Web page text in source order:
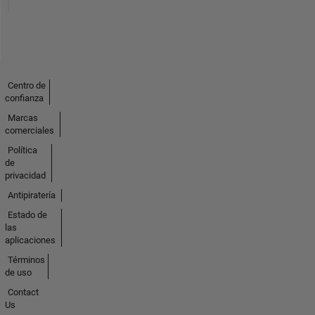
Centro de
confianza
Marcas
comerciales
Política
de
privacidad
Antipiratería
Estado de
las
aplicaciones
Términos
de uso
Contact
Us